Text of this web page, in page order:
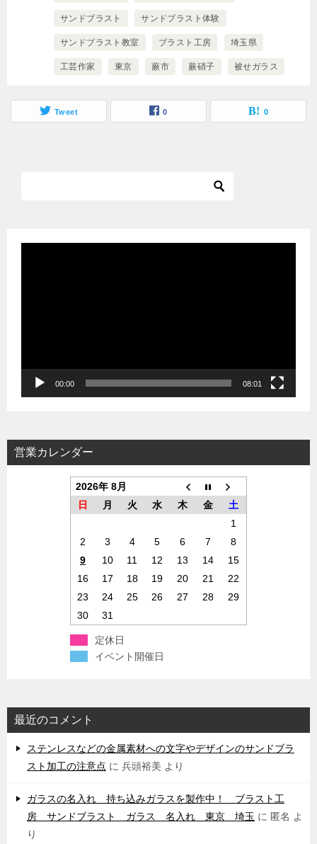
サンドブラスト サンドブラスト体験
サンドブラスト教室 ブラスト工房 埼玉県
工芸作家 東京 蕨市 蕨硝子 被せガラス
Tweet 0 0
00:00 08:01
営業カレンダー
2026年 8月
日
月 火 水 木 金
土
1
2
3 4 5 6 7
8
9
10 11 12 13 14
15
16
17 18 19 20 21
22
23
24 25 26 27 28
29
30
31
定休日
イベント開催日
最近のコメント
ステンレスなどの金属素材への文字やデザインのサンドブラ
スト加工の注意点 に 兵頭裕美 より
ガラスの名入れ 持ち込みガラスを製作中！ ブラスト工
房 サンドブラスト ガラス 名入れ 東京 埼玉 に 匿名 よ
り